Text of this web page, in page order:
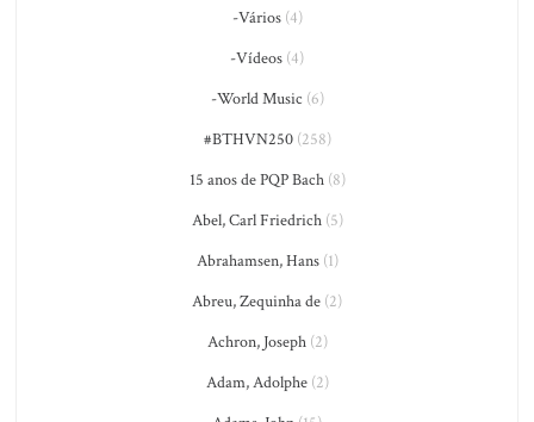
-Vários(4)
-Vídeos (4)
-World Music (6)
#BTHVN250(258)
15 anos de PQP Bach(8)
Abel, Carl Friedrich(5)
Abrahamsen, Hans(1)
Abreu, Zequinha de (2)
Achron, Joseph(2)
Adam, Adolphe(2)